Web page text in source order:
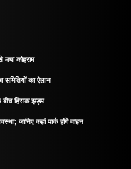
मचा कोहराम
समितियों का ऐलान
बीच हिंसक झड़प
जानिए कहां पार्क होंगे वाहन